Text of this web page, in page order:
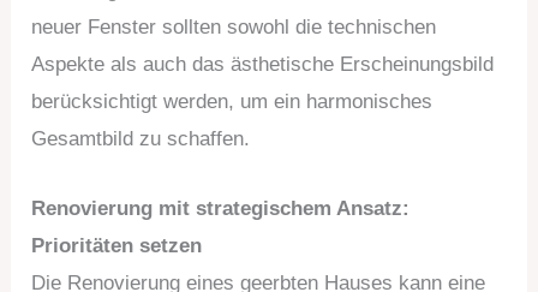
neuer Fenster sollten sowohl die technischen
Aspekte als auch das ästhetische Erscheinungsbild
berücksichtigt werden, um ein harmonisches
Gesamtbild zu schaffen.
Renovierung mit strategischem Ansatz:
Prioritäten setzen
Die Renovierung eines geerbten Hauses kann eine